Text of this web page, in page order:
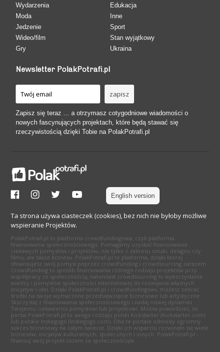
Wydarzenia
Moda
Jedzenie
Wideo/film
Gry
Edukacja
Inne
Sport
Stan wyjątkowy
Ukraina
Newsletter PolakPotrafi.pl
Zapisz się teraz ... a otrzymasz cotygodniowe wiadomości o
nowych fascynujących projektach, które będą stawać się
rzeczywistością dzięki Tobie na PolakPotrafi.pl
English version
Ta strona używa ciasteczek (cookies), bez nich nie byłoby możliwe
wspieranie Projektów.
PolakPotrafi.pl to platforma crowdfundingowa, czyli platforma
finansowania społecznościowego. Pomagamy uzyskać finansowanie
ciekawych pomysłów i projektów, nie tylko z zakresu sztuki, designu czy
filmu, ale także biznesu. PolakPotrafi.pl to platforma, dzięki której
sfinansujesz swój pomysł poprzez crowdfunding i crowdsourcing zarazem.
Crowdfunding to sposób finansowania różnego rodzaju projektów przy
współpracy ze społecznością, natomiast crowdsourcing to wykorzystanie
wiedzy i pomysłów społeczności internetowej do rozwijania własnych
inicjatyw i idei. Dzięki PolakPotrafi.pl i crowdfundingowi, możesz zebrać
środki na swoje wymarzone przedsięwzięcie biznesowe lub artystyczne.
Skorzystaj z finansowania społecznościowego i nadaj nowej dynamiki
Twojemu ciekawemu pomysłowi lub projektowi. Można powiedzieć, że
portal PolakPotrafi.pl to swego rodzaju polski Kickstarter (Kickstarter.com)
lub polskie Indiegogo (Indiegogo.com). Oba te portale odniosły ogromny
sukces biznesowy na całym świecie. Dzięki ich wsparciu rozwinęło się wiele
biznesów, inicjatyw kulturalnych, społecznych i innych. PolakPotrafi.pl -
finansuj swój projekt razem ze społecznością!a